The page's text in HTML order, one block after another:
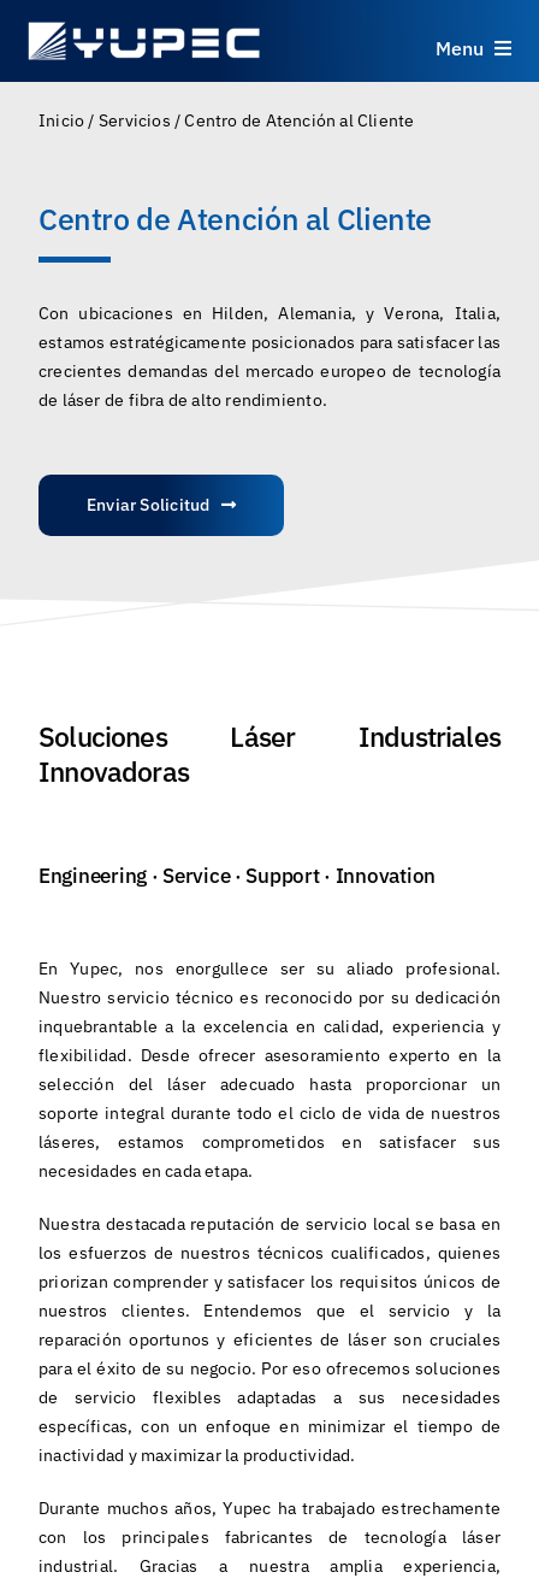
Menu
Productos
Recursos
Sobre
Contacto
Inicio/ Servicios /Centro de Atención al Cliente
Centro de Atención al Cliente
Con ubicaciones en Hilden, Alemania, y Verona, Italia,
estamos estratégicamente posicionados para satisfacer las
crecientes demandas del mercado europeo de tecnología
de láser de fibra de alto rendimiento.
Enviar Solicitud
Soluciones Láser Industriales
Innovadoras
Engineering · Service · Support · Innovation
En Yupec, nos enorgullece ser su aliado profesional.
Nuestro servicio técnico es reconocido por su dedicación
inquebrantable a la excelencia en calidad, experiencia y
flexibilidad. Desde ofrecer asesoramiento experto en la
selección del láser adecuado hasta proporcionar un
soporte integral durante todo el ciclo de vida de nuestros
láseres, estamos comprometidos en satisfacer sus
necesidades en cada etapa.
Nuestra destacada reputación de servicio local se basa en
los esfuerzos de nuestros técnicos cualificados, quienes
priorizan comprender y satisfacer los requisitos únicos de
nuestros clientes. Entendemos que el servicio y la
reparación oportunos y eficientes de láser son cruciales
para el éxito de su negocio. Por eso ofrecemos soluciones
de servicio flexibles adaptadas a sus necesidades
específicas, con un enfoque en minimizar el tiempo de
inactividad y maximizar la productividad.
Durante muchos años, Yupec ha trabajado estrechamente
con los principales fabricantes de tecnología láser
industrial. Gracias a nuestra amplia experiencia,